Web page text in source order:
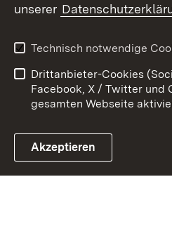
Link zum Landesportal
Kontakt
Barrierefreiheit
Impressum
unserer
Technisch notwendige
Drittanbieter-Cookies
Facebook, X / Twitter und
gesamten Webseite
Akzeptieren